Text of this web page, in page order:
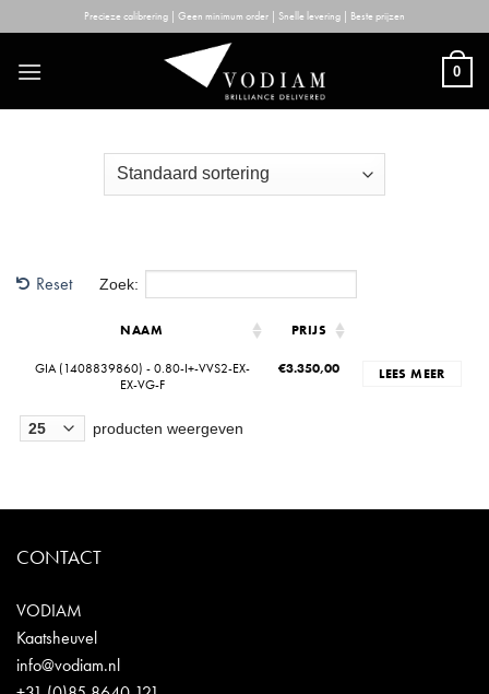
to
content
Precieze calibrering | Geen minimum order | Snelle levering | Beste prijzen
0
Reset Zoek:
NAAM PRIJS
GIA (1408839860) - 0.80-I+-VVS2-EX-
EX-VG-F
€3.350,00 LEES MEER
producten weergeven
CONTACT
VODIAM
Kaatsheuvel
info@vodiam.nl